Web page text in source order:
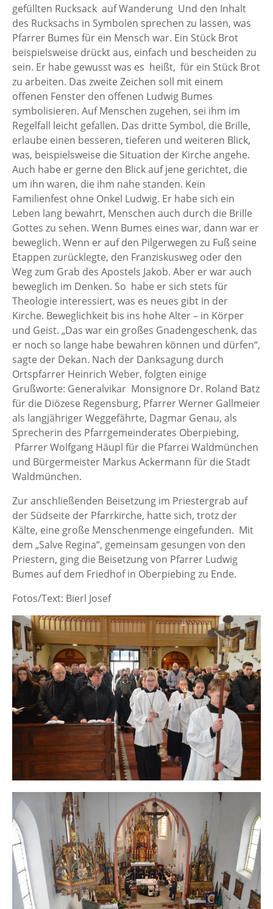
gefüllten Rucksack auf Wanderung Und den Inhalt
des Rucksachs in Symbolen sprechen zu lassen, was
Pfarrer Bumes für ein Mensch war. Ein Stück Brot
beispielsweise drückt aus, einfach und bescheiden zu
sein. Er habe gewusst was es heißt, für ein Stück Brot
zu arbeiten. Das zweite Zeichen soll mit einem
offenen Fenster den offenen Ludwig Bumes
symbolisieren. Auf Menschen zugehen, sei ihm im
Regelfall leicht gefallen. Das dritte Symbol, die Brille,
erlaube einen besseren, tieferen und weiteren Blick,
was, beispielsweise die Situation der Kirche angehe.
Auch habe er gerne den Blick auf jene gerichtet, die
um ihn waren, die ihm nahe standen. Kein
Familienfest ohne Onkel Ludwig. Er habe sich ein
Leben lang bewahrt, Menschen auch durch die Brille
Gottes zu sehen. Wenn Bumes eines war, dann war er
beweglich. Wenn er auf den Pilgerwegen zu Fuß seine
Etappen zurücklegte, den Franziskusweg oder den
Weg zum Grab des Apostels Jakob. Aber er war auch
beweglich im Denken. So habe er sich stets für
Theologie interessiert, was es neues gibt in der
Kirche. Beweglichkeit bis ins hohe Alter – in Körper
und Geist. „Das war ein großes Gnadengeschenk, das
er noch so lange habe bewahren können und dürfen“,
sagte der Dekan. Nach der Danksagung durch
Ortspfarrer Heinrich Weber, folgten einige
Grußworte: Generalvikar Monsignore Dr. Roland Batz
für die Diözese Regensburg, Pfarrer Werner Gallmeier
als langjähriger Weggefährte, Dagmar Genau, als
Sprecherin des Pfarrgemeinderates Oberpiebing,
Pfarrer Wolfgang Häupl für die Pfarrei Waldmünchen
und Bürgermeister Markus Ackermann für die Stadt
Waldmünchen.
Zur anschließenden Beisetzung im Priestergrab auf
der Südseite der Pfarrkirche, hatte sich, trotz der
Kälte, eine große Menschenmenge eingefunden. Mit
dem „Salve Regina“, gemeinsam gesungen von den
Priestern, ging die Beisetzung von Pfarrer Ludwig
Bumes auf dem Friedhof in Oberpiebing zu Ende.
Fotos/Text: Bierl Josef